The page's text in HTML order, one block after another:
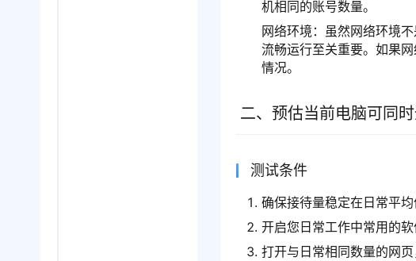
机相同的账号数量。
网络环境：虽然网络环境
流畅运行至关重要。如果
情况。
二、预估当前电脑可同
测试条件
确保接待量稳定在日常平
开启您日常工作中常用的
打开与日常相同数量的网